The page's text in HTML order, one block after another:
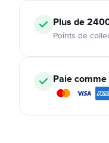
Plus de
Points de
Paie